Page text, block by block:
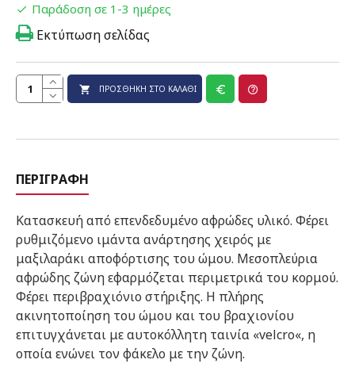
Παράδοση σε 1-3 ημέρες
ΠΡΟΣΘΉΚΗ ΣΤΟ ΚΑΛΆΘΙ
Εκτύπωση σελίδας
ΠΕΡΙΓΡΑΦΉ
Kατασκευή από επενδεδυμένο αφρώδες υλικό. Φέρει
ρυθμιζόμενο ιμάντα ανάρτησης χειρός με
μαξιλαράκι αποφόρτισης του ώμου. Μεσοπλεύρια
αφρώδης ζώνη εφαρμόζεται περιμετρικά του κορμού.
Φέρει περιβραχιόνιο στήριξης. Η πλήρης
ακινητοποίηση του ώμου και του βραχιονίου
επιτυγχάνεται με αυτοκόλλητη ταινία «velcro«, η
οποία ενώνει τον φάκελο με την ζώνη.